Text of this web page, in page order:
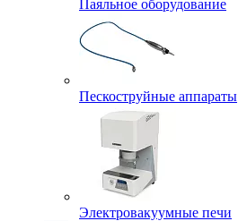
Паяльное оборудование
Пескоструйные аппараты
Электровакуумные печи